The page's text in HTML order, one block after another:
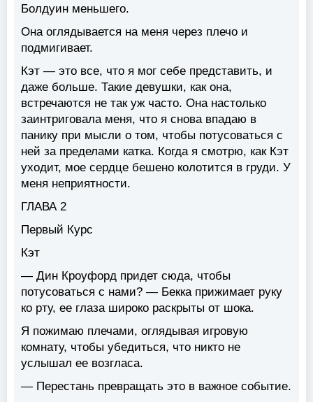
Болдуин меньшего.
Она оглядывается на меня через плечо и
подмигивает.
Кэт — это все, что я мог себе представить, и
даже больше. Такие девушки, как она,
встречаются не так уж часто. Она настолько
заинтриговала меня, что я снова впадаю в
панику при мысли о том, чтобы потусоваться с
ней за пределами катка. Когда я смотрю, как Кэт
уходит, мое сердце бешено колотится в груди. У
меня неприятности.
ГЛАВА 2
Первый Курс
Кэт
— Дин Кроуфорд придет сюда, чтобы
потусоваться с нами? — Бекка прижимает руку
ко рту, ее глаза широко раскрыты от шока.
Я пожимаю плечами, оглядывая игровую
комнату, чтобы убедиться, что никто не
услышал ее возгласа.
— Перестань превращать это в важное событие.